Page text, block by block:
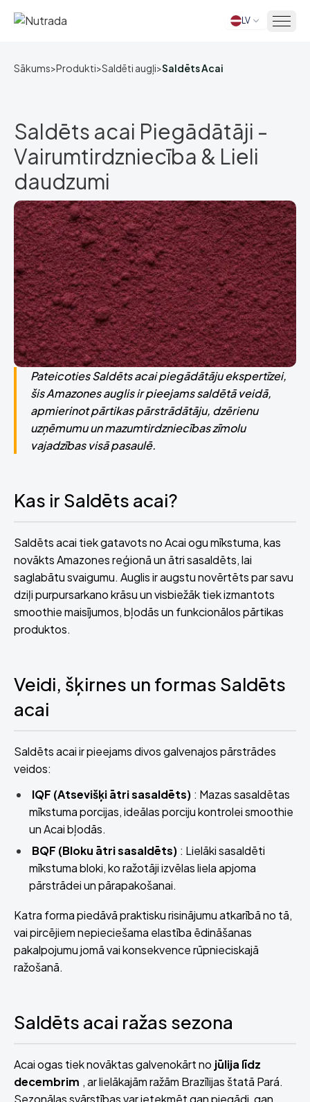
Sākums LV
Sākums>Produkti>Saldēti augļi>Saldēts Acai
Saldēts acai Piegādātāji -
Vairumtirdzniecība & Lieli
daudzumi
Pateicoties Saldēts acai piegādātāju ekspertīzei,
šis Amazones auglis ir pieejams saldētā veidā,
apmierinot pārtikas pārstrādātāju, dzērienu
uzņēmumu un mazumtirdzniecības zīmolu
vajadzības visā pasaulē.
Kas ir Saldēts acai?
Saldēts acai tiek gatavots no Acai ogu mīkstuma, kas
novākts Amazones reģionā un ātri sasaldēts, lai
saglabātu svaigumu. Auglis ir augstu novērtēts par savu
dziļi purpursarkano krāsu un visbiežāk tiek izmantots
smoothie maisījumos, bļodās un funkcionālos pārtikas
produktos.
Veidi, šķirnes un formas Saldēts
acai
Saldēts acai ir pieejams divos galvenajos pārstrādes
veidos:
IQF (Atsevišķi ātri sasaldēts) : Mazas sasaldētas
mīkstuma porcijas, ideālas porciju kontrolei smoothie
un Acai bļodās.
BQF (Bloku ātri sasaldēts) : Lielāki sasaldēti
mīkstuma bloki, ko ražotāji izvēlas liela apjoma
pārstrādei un pārapakošanai.
Katra forma piedāvā praktisku risinājumu atkarībā no tā,
vai pircējiem nepieciešama elastība ēdināšanas
pakalpojumu jomā vai konsekvence rūpnieciskajā
ražošanā.
Saldēts acai ražas sezona
Acai ogas tiek novāktas galvenokārt no jūlija līdz
decembrim , ar lielākajām ražām Brazīlijas štatā Pará.
Sezonālas svārstības var ietekmēt gan piegādi, gan